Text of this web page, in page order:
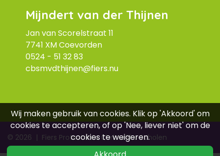
Wij maken gebruik van cookies. Klik op 'Akkoord' om
cookies te accepteren, of op 'Nee, liever niet' om de
cookies te weigeren.
Mijndert van der Thijnen
Jan van Scorelstraat 11
7741 XM Coevorden
0524 - 51 3283
cbsmvdthijnen@fiers.nu
© 2026 | Fiers Protestants Christelijke Scholen